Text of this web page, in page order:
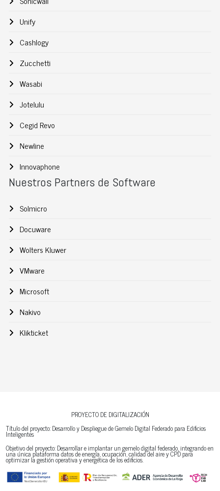
Unify
Cashlogy
Zucchetti
Wasabi
Jotelulu
Cegid Revo
Newline
Innovaphone
Nuestros Partners de Software
Solmicro
Docuware
Wolters Kluwer
VMware
Microsoft
Nakivo
Klikticket
PROYECTO DE DIGITALIZACIÓN
Título del proyecto: Desarrollo y Despliegue de Gemelo Digital Federado para Edificios
Inteligentes
Objetivo del proyecto: Desarrollar e implantar un gemelo digital federado, integrando en
una única plataforma datos de energía, ocupación, calidad del aire y CPD para
optimizar la gestión operativa y energética de los edificios.